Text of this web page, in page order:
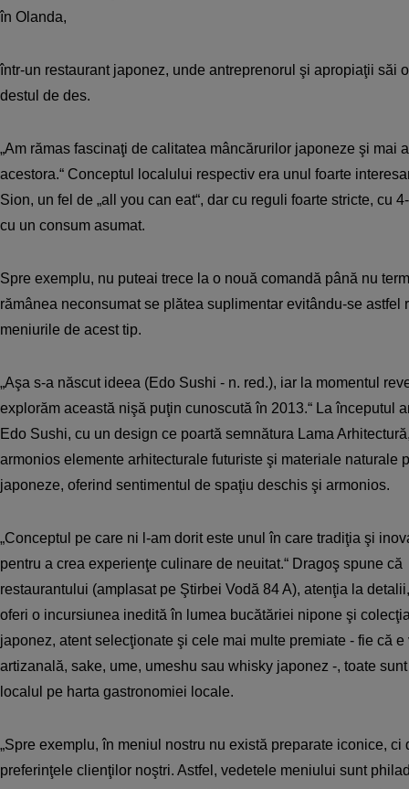
în Olanda,
într-un restaurant japonez, unde antreprenorul şi apropiaţii săi
destul de des.
„Am rămas fascinaţi de calitatea mâncărurilor japoneze şi mai
acestora.“ Conceptul localului respectiv era unul foarte
Sion, un fel de „all you can eat“, dar cu reguli foarte stricte, cu
cu un consum asumat.
Spre exemplu, nu puteai trece la o nouă comandă până nu
rămânea neconsumat se plătea suplimentar evitându-se astfel
meniurile de acest tip.
„Aşa s-a născut ideea (Edo Sushi - n. red.), iar la momentul
explorăm această nişă puţin cunoscută în 2013.“ La începutul
Edo Sushi, cu un design ce poartă semnătura Lama
armonios elemente arhitecturale futuriste şi materiale naturale
japoneze, oferind sentimentul de spaţiu deschis şi armonios.
„Conceptul pe care ni l-am dorit este unul în care tradiţia şi
pentru a crea experienţe culinare de neuitat.“ Dragoş spune
restaurantului (amplasat pe Ştirbei Vodă 84 A), atenţia la
oferi o incursiunea inedită în lumea bucătăriei nipone şi
japonez, atent selecţionate şi cele mai multe premiate - fie că
artizanală, sake, ume, umeshu sau whisky japonez -, toate
localul pe harta gastronomiei locale.
„Spre exemplu, în meniul nostru nu există preparate iconice,
preferinţele clienţilor noştri. Astfel, vedetele meniului sunt